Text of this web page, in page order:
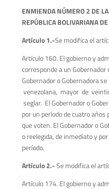
ENMIENDA NÚMERO 2 DE
REPÚBLICA BOLIVARIANA
Artículo 1.-Se modifica el
Artículo 160. El gobierno y
corresponde a un Gobernador
Gobernador o Gobernadora
venezolana, mayor de
seglar. El Gobernador o
por un período de cuatro
que voten. El Gobernador o
o reelegida, de inmediato y
período.
Artículo 2.-Se modifica el
Artículo 174. El gobierno y